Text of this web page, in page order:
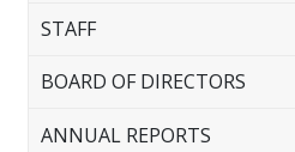
STAFF
BOARD OF DIRECTORS
ANNUAL REPORTS